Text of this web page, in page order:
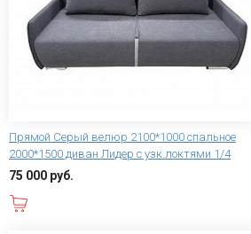
Прямой Серый велюр 2100*1000 спальное
2000*1500 диван Лидер с узк.локтями 1/4
75 000 руб.